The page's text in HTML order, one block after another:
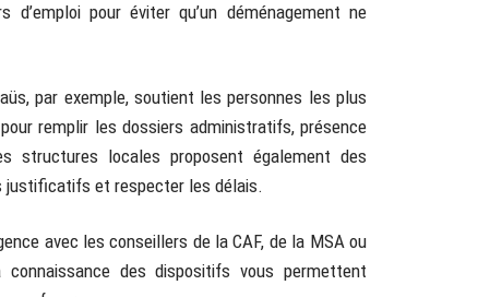
pour éviter qu’un déménagement ne
par exemple, soutient les personnes les plus
remplir les dossiers administratifs, présence
structures locales proposent également des
justificatifs et respecter les délais.
avec les conseillers de la CAF, de la MSA ou
des dispositifs vous permettent